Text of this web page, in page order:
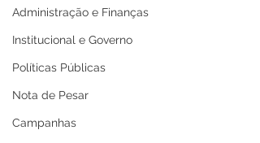
Administração e Finanças
Institucional e Governo
Políticas Públicas
Nota de Pesar
Campanhas